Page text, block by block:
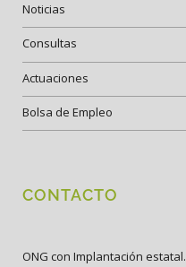
Noticias
Consultas
Actuaciones
Bolsa de Empleo
CONTACTO
ONG con Implantación estatal.